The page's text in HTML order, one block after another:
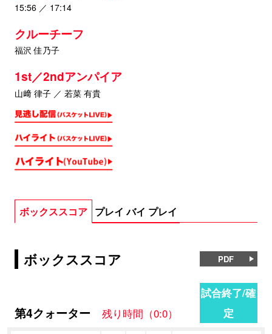
15:56 ／ 17:14
クルーチーフ
福沢 佳乃子
1st／2ndアンパイア
山﨑 律子 ／ 若菜 有貴
ボックススコア プレイ バイ プレイ
ボックススコア PDF
第4クォーター 残り時間（0:0）
試合終了/確
定